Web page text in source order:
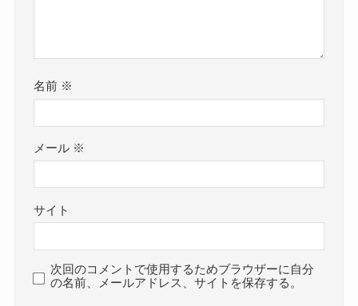
名前 ※
メール ※
サイト
次回のコメントで使用するためブラウザーに自分
の名前、メールアドレス、サイトを保存する。